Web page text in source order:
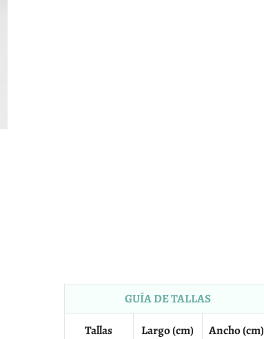
GUÍA DE TALLAS
Tallas
Largo (cm)
Ancho (cm)